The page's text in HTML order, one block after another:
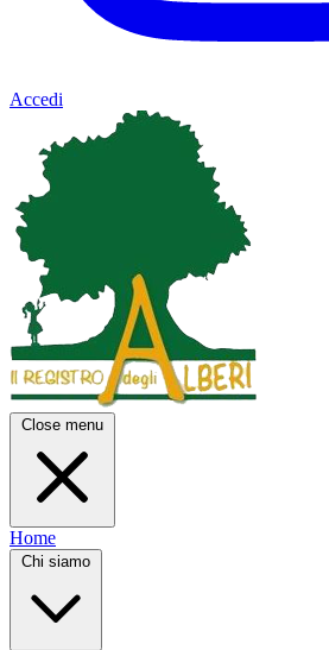
Accedi
Close menu
Home
Chi siamo